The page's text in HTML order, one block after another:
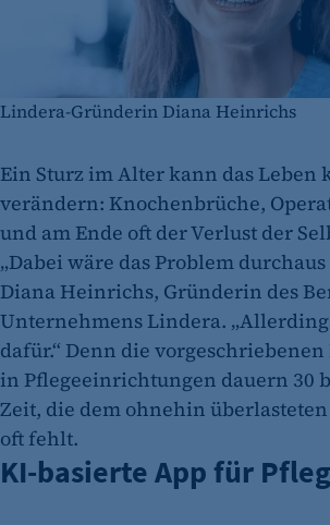
Lindera-Gründerin Diana Heinrichs
Ein Sturz im Alter kann das Leben
verändern: Knochenbrüche,
und am Ende oft der Verlust der
„Dabei wäre das Problem durchaus
Diana Heinrichs, Gründerin des
Unternehmens Lindera.
dafür.“ Denn die vorgeschriebenen
in Pflegeeinrichtungen dauern 30
Zeit, die dem ohnehin
oft fehlt.
KI-basierte App für